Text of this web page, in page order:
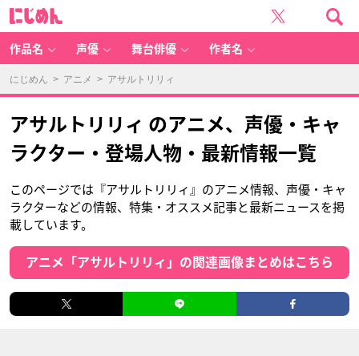
作品名 声優 舞台俳優 作者名
にじめん > アニメ > アサルトリリィ
アサルトリリィ のアニメ、声優・キャ
ラクター・登場人物・最新情報一覧
このページでは『アサルトリリィ』のアニメ情報、声優・キャ
ラクターなどの情報、特集・オススメ記事と最新ニュースを掲
載しています。
アニメ「アサルトリリィ」の関連画像まとめはこちら